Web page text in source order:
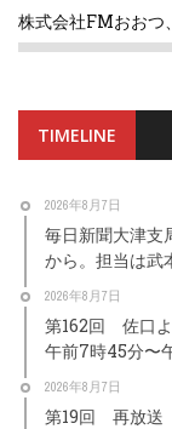
株式会社FMおおつ
TIMELINE
2026年8月7日
毎日新聞大津支
から。担当は武
2026年8月7日
第162回 佐口よ
午前7時45分〜
2026年8月7日
第19回 再放送